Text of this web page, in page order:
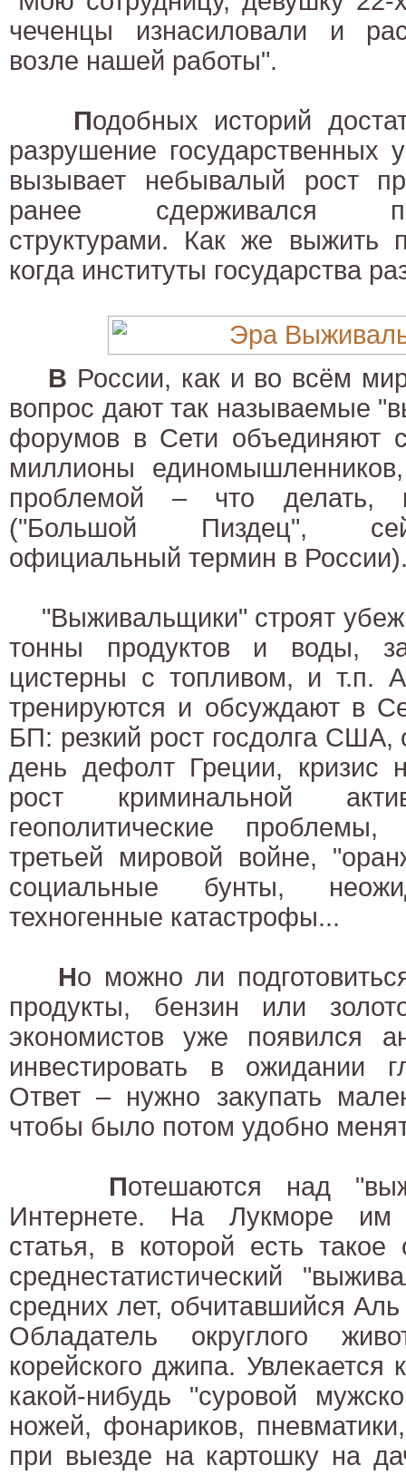
чеченцы изнасиловали и
возле нашей работы".
Подобных историй
разрушение государственных
вызывает небывалый рост
ранее сдерживался
структурами. Как же выжить
когда институты государства
В России, как и во всём
вопрос дают так называемые
форумов в Сети объединяют
миллионы
проблемой – что делать,
("Большой Пиздец",
официальный термин в
"Выживальщики" строят
тонны продуктов и воды,
цистерны с топливом, и т.п.
тренируются и обсуждают в
БП: резкий рост госдолга
день дефолт Греции, кризис
рост криминальной
геополитические
третьей мировой войне,
социальные бунты,
техногенные катастрофы...
Но можно ли
продукты, бензин или
экономистов уже появился
инвестировать в ожидании
Ответ – нужно закупать
чтобы было потом удобно
Потешаются над
Интернете. На Лукморе им
статья, в которой есть
среднестатистический
средних лет, обчитавшийся
Обладатель округлого
корейского джипа. Увлекается
какой-нибудь "суровой
ножей, фонариков,
при выезде на картошку на